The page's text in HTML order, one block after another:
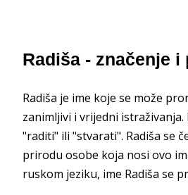
Radiša - značenje
Radiša je ime koje se može
zanimljivi i vrijedni
"raditi" ili "stvarati". Radiša se
prirodu osobe koja nosi ovo
ruskom jeziku, ime Radiša se